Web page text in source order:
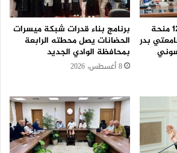
حنان مجدي : تخصيص 12 منحة
بدر
برنامج بناء قدرات شبكة ميسرات
الحضانات يصل محطته الرابعة
بمحافظة الوادي الجديد
8 أغسطس، 2026